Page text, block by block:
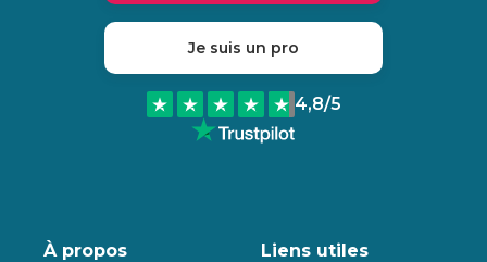
Je suis un pro
4,8/5
À propos Liens utiles